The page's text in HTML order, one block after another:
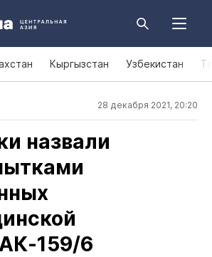
Кыргызстан Узбекистан
28 декабря 2021, 20:20
назвали
6